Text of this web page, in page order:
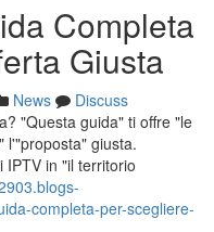
Completa
Giusta
News
Discuss
"Questa guida" ti offre "le
l'"proposta" giusta.
IPTV in "il territorio
completa-per-scegliere-